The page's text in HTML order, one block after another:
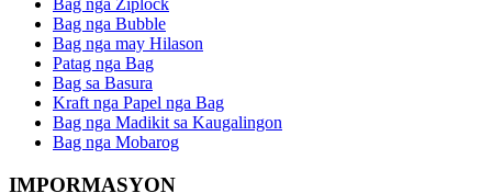
Bag nga Ziplock
Bag nga Bubble
Bag nga may Hilason
Patag nga Bag
Bag sa Basura
Kraft nga Papel nga Bag
Bag nga Madikit sa Kaugalingon
Bag nga Mobarog
IMPORMASYON